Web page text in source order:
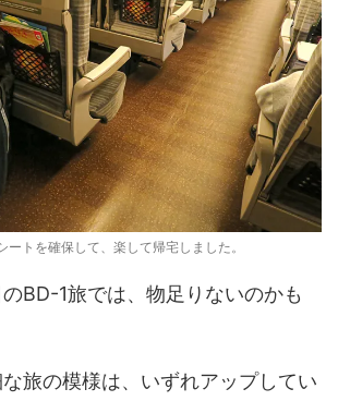
ートを確保して、楽して帰宅しました。
BD-1旅では、物足りないのかも
旅の模様は、いずれアップしてい